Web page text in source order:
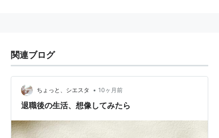
関連ブログ
ちょっと、シエスタ • 10ヶ月前
退職後の生活、想像してみたら